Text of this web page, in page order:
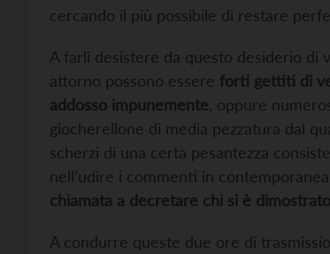
cercando il più possibile di restare
A farli desistere da questo desiderio
attorno possono essere forti gettiti di
addosso impunemente , oppure
giocherellone di media pezzatura dal
scherzi di una certa pesantezza
nell’udire i commenti in
chiamata a decretare chi si è
A condurre queste due ore di